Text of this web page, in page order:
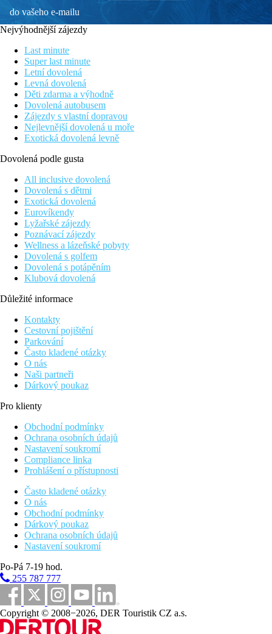
do vašeho e-mailu
Nejvýhodnější zájezdy
Last minute
Super last minute
Letní dovolená
Levná dovolená
Děti zdarma a výhodně
Dovolená autobusem
Zájezdy s vlastní dopravou
Nejlevnější dovolená u moře
Exotická dovolená levně
Dovolená podle gusta
All inclusive dovolená
Dovolená s dětmi
Exotická dovolená
Eurovíkendy
Lyžařské zájezdy
Poznávací zájezdy
Wellness a lázeňské pobyty
Dovolená s golfem
Dovolená s potápěním
Klubová dovolená
Důležité informace
Kontakty
Cestovní pojištění
Parkování
Často kladené otázky
O nás
Naši partneři
Dárkový poukaz
Pro klienty
Obchodní podmínky
Ochrana osobních údajů
Nastavení soukromí
Compliance linka
Prohlášení o přístupnosti
Často kladené otázky
O nás
Obchodní podmínky
Dárkový poukaz
Ochrana osobních údajů
Nastavení soukromí
Po-Pá 7-19 hod.
255 787 777
Copyright © 2008−2026, DER Touristik CZ a.s.